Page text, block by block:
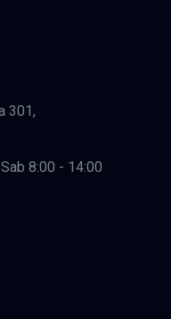
301,
8:00 - 14:00